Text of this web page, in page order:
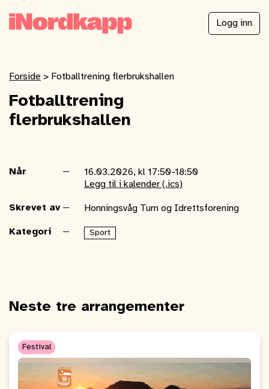
Logg inn
Forside > Fotballtrening flerbrukshallen
Fotballtrening
flerbrukshallen
Når
16.03.2026, kl 17:50-18:50
Legg til i kalender (.ics)
Skrevet av Honningsvåg Turn og Idrettsforening
Kategori Sport
Neste tre arrangementer
Festival